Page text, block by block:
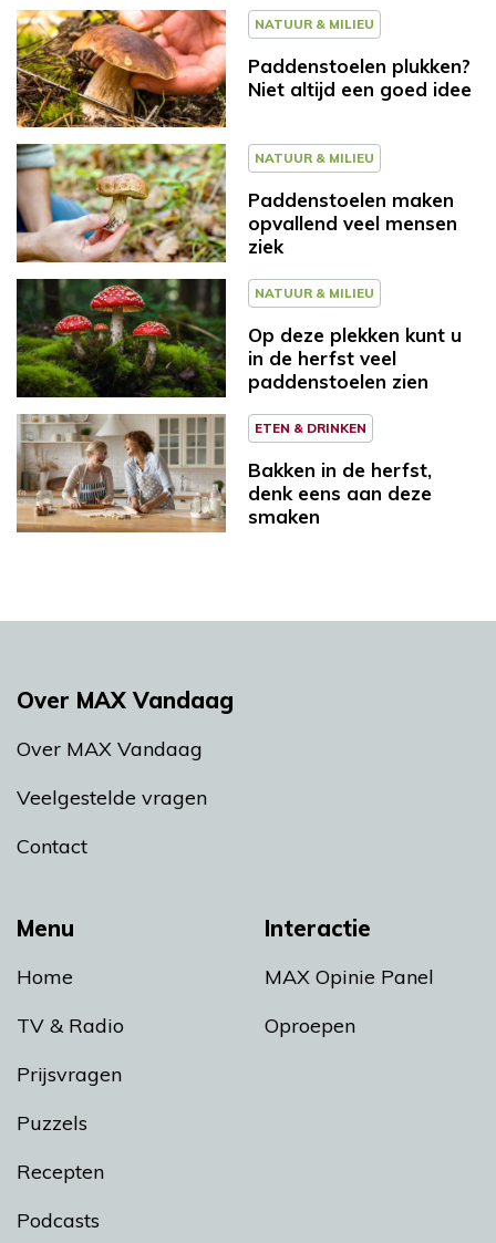
NATUUR & MILIEU
Paddenstoelen plukken?
Niet altijd een goed idee
NATUUR & MILIEU
Paddenstoelen maken
opvallend veel mensen
ziek
NATUUR & MILIEU
Op deze plekken kunt u
in de herfst veel
paddenstoelen zien
ETEN & DRINKEN
Bakken in de herfst,
denk eens aan deze
smaken
Menu
Home
TV & Radio
Prijsvragen
Puzzels
Recepten
Podcasts
Interactie
MAX Opinie Panel
Oproepen
Over MAX Vandaag
Over MAX Vandaag
Veelgestelde vragen
Contact